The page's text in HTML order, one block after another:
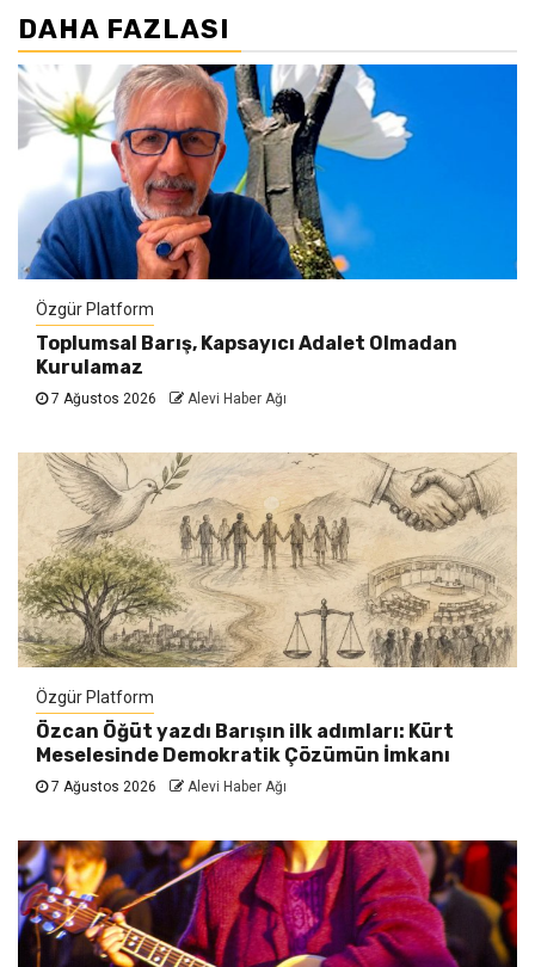
DAHA FAZLASI
Özgür Platform
Toplumsal Barış, Kapsayıcı Adalet Olmadan
Kurulamaz
7 Ağustos 2026 Alevi Haber Ağı
Özgür Platform
Özcan Öğüt yazdı Barışın ilk adımları: Kürt
Meselesinde Demokratik Çözümün İmkanı
7 Ağustos 2026 Alevi Haber Ağı